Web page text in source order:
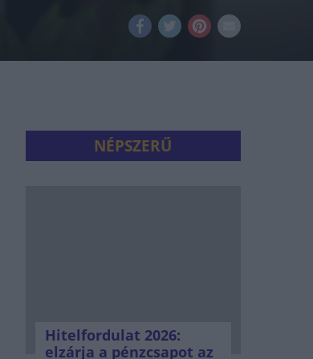
NÉPSZERŰ
Hitelfordulat 2026:
elzárja a pénzcsapot az